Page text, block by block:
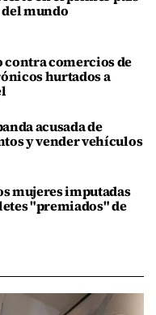
mundo
comercios de
hurtados a
acusada de
y vender vehículos
mujeres imputadas
"premiados" de